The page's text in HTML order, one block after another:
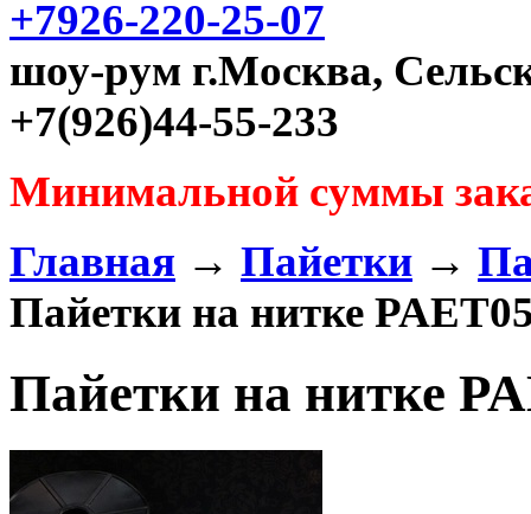
+7926-220-25-07
шоу-рум г.Москва,
+7(926)44-55-233
Минимальной суммы
Главная → Пайетки →
Пайетки на нитке
Пайетки на нитке